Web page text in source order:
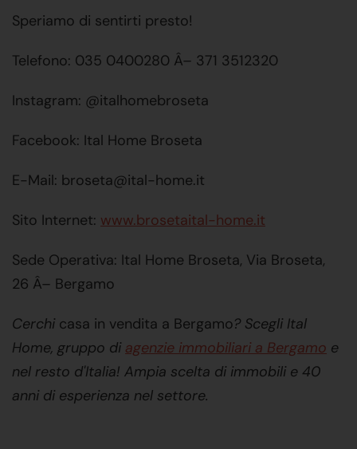
Speriamo di sentirti presto!
Telefono: 035 0400280 Â– 371 3512320
Instagram: @italhomebroseta
Facebook: Ital Home Broseta
E-Mail: broseta@ital-home.it
Sito Internet: www.brosetaital-home.it
Sede Operativa: Ital Home Broseta, Via Broseta,
26 Â– Bergamo
Cerchi casa in vendita a Bergamo? Scegli Ital
Home, gruppo di agenzie immobiliari a Bergamo e
nel resto d'Italia! Ampia scelta di immobili e 40
anni di esperienza nel settore.